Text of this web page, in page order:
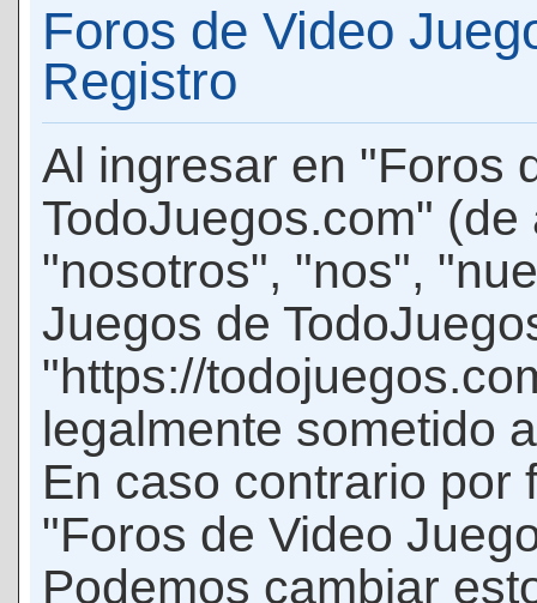
Foros de Video
Registro
Al ingresar en "Foros
TodoJuegos.com"
"nosotros", "nos",
Juegos de
"https://
legalmente sometido
En caso contrario por
"Foros de Video
Podemos cambiar